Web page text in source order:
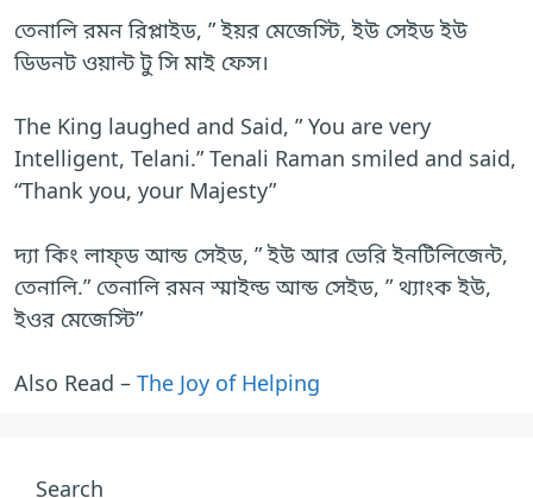
তেনালি রমন রিপ্লাইড, ” ইয়র মেজেস্টি, ইউ সেইড ইউ
ডিডনট ওয়ান্ট টু সি মাই ফেস।
The King laughed and Said, ” You are very
Intelligent, Telani.” Tenali Raman smiled and said,
“Thank you, your Majesty”
দ্যা কিং লাফ্ড আন্ড সেইড, ” ইউ আর ভেরি ইনটিলিজেন্ট,
তেনালি.” তেনালি রমন স্মাইল্ড আন্ড সেইড, ” থ্যাংক ইউ,
ইওর মেজেস্টি”
Also Read – The Joy of Helping
Search